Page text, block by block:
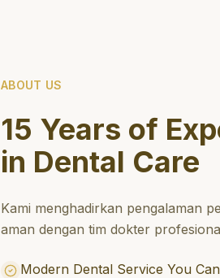
ABOUT US
15 Years of
in Dental Care
Kami menghadirkan pengalaman
aman dengan tim dokter
Modern Dental Service You